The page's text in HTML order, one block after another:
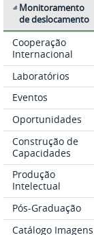
Monitoramento
de deslocamento
Cooperação
Internacional
Laboratórios
Eventos
Oportunidades
Construção de
Capacidades
Produção
Intelectual
Pós-Graduação
Catálogo Imagens